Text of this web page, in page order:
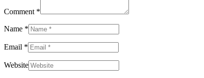
Comment *
Name *
Email *
Website